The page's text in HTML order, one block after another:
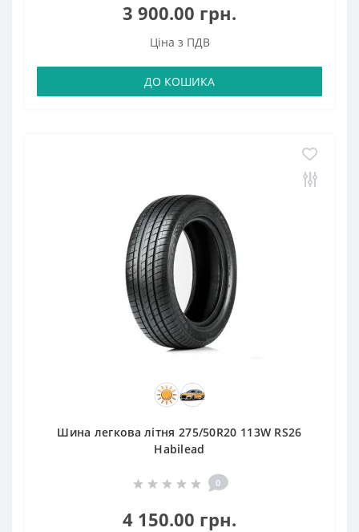
3 900.00 грн.
Ціна з ПДВ
ДО КОШИКА
Шина легкова літня 275/50R20 113W RS26
Habilead
0
4 150.00 грн.